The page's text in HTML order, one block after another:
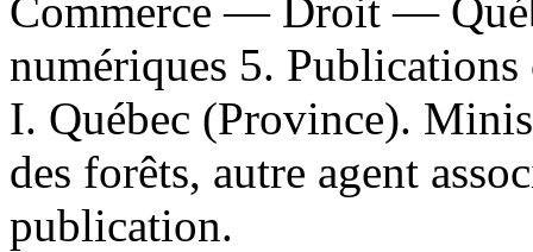
Commerce — Droit —
numériques 5.
I. Québec (Province).
des forêts, autre agent
publication.